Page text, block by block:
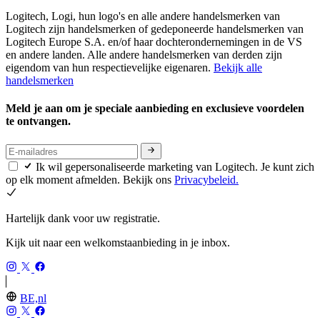
Logitech, Logi, hun logo's en alle andere handelsmerken van
Logitech zijn handelsmerken of gedeponeerde handelsmerken van
Logitech Europe S.A. en/of haar dochterondernemingen in de VS
en andere landen. Alle andere handelsmerken van derden zijn
eigendom van hun respectievelijke eigenaren. Bekijk alle
handelsmerken
Meld je aan om je speciale aanbieding en exclusieve voordelen
te ontvangen.
Ik wil gepersonaliseerde marketing van Logitech. Je kunt zich
op elk moment afmelden. Bekijk ons Privacybeleid.
Hartelijk dank voor uw registratie.
Kijk uit naar een welkomstaanbieding in je inbox.
BE,nl